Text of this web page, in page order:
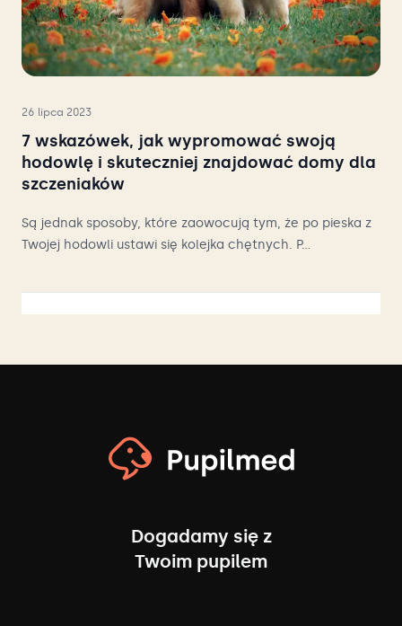
26 lipca 2023
7 wskazówek, jak wypromować swoją
hodowlę i skuteczniej znajdować domy dla
szczeniaków
Są jednak sposoby, które zaowocują tym, że po pieska z
Twojej hodowli ustawi się kolejka chętnych. P...
Dogadamy się z
Twoim pupilem